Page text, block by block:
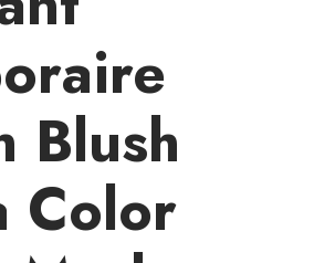
Blush
Color